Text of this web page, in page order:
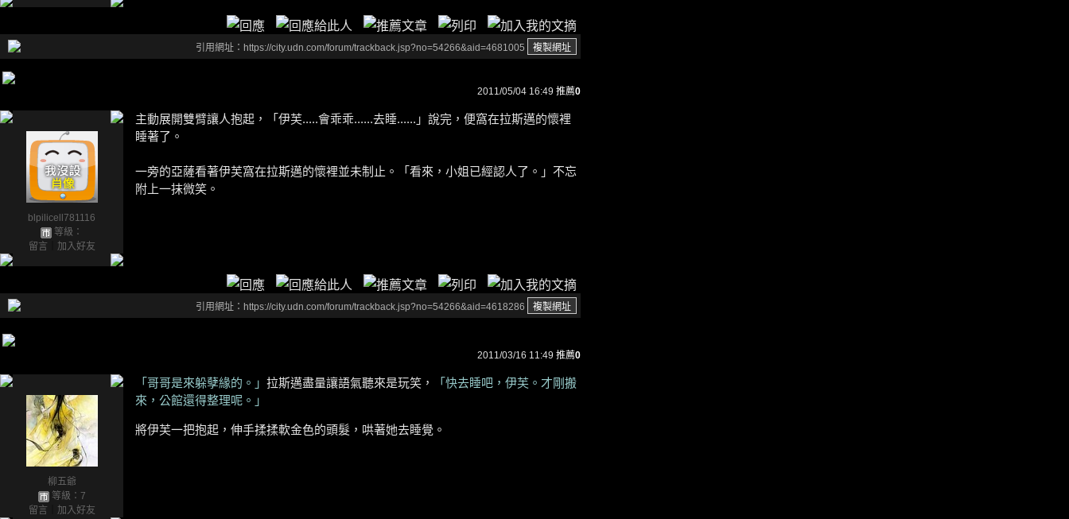
引用網址：https://city.udn.com/forum/trackback.jsp?no=54266&aid=4681005
2011/05/04 16:49 推薦0
blpilicell781116
等級：
留言
加入好友
主動展開雙臂讓人抱起，「伊芙.....會乖乖......去睡......」說完，便窩在拉斯邁的懷裡
睡著了。
一旁的亞薩看著伊芙窩在拉斯邁的懷裡並未制止。「看來，小姐已經認人了。」不忘
附上一抹微笑。
引用網址：https://city.udn.com/forum/trackback.jsp?no=54266&aid=4618286
2011/03/16 11:49 推薦0
柳五爺
等級：7
留言
加入好友
「哥哥是來躲孽緣的。」 拉斯邁盡量讓語氣聽來是玩笑，
「快去睡吧，伊芙。才剛搬
來，公館還得整理呢。」
將伊芙一把抱起，伸手揉揉軟金色的頭髮，哄著她去睡覺。